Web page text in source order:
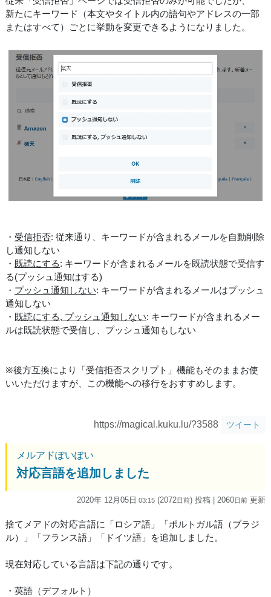
新たにキーワード（本文やタイトル内の語句やアドレスの一部
またはすべて）ごとに挙動を変更できるようになりました。
・ 受信拒否: 従来通り、キーワードが含まれるメールを自動削除
し通知しない
・ 既読にする: キーワードが含まれるメールを既読状態で受信す
る(プッシュ通知はする)
・ プッシュ通知しない: キーワードが含まれるメールはプッシュ
通知しない
・ 既読にする, プッシュ通知しない: キーワードが含まれるメー
ルは既読状態で受信し、プッシュ通知もしない
※後方互換により「受信拒否スクリプト」機能もそのままお使
いいただけますが、この機能への移行をおすすめします。
https://magical.kuku.lu/?3588 ツイート
メルアドぽいぽい
対応言語を追加しました
2020年 12月05日 03:15 (2072日前) 投稿 | 2060日前 更新
捨てメアドの対応言語に「ロシア語」「ポルトガル語（ブラジ
ル）」「フランス語」「ドイツ語」を追加しました。
現在対応している言語は下記の通りです。
・英語（デフォルト）